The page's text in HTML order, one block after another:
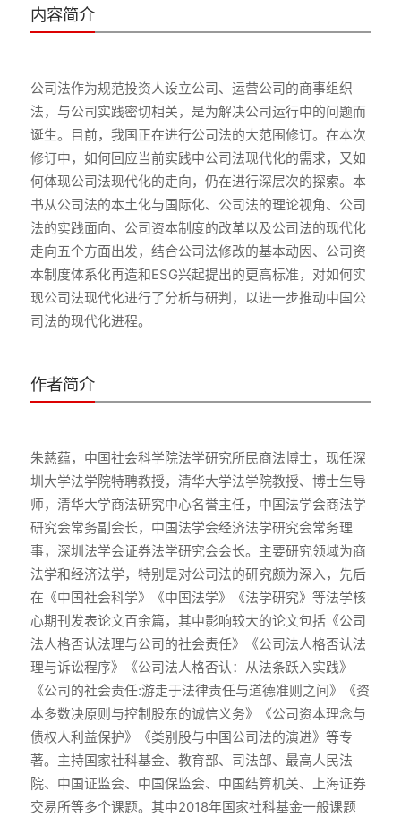
内容简介
公司法作为规范投资人设立公司、运营公司的商事组织
法，与公司实践密切相关，是为解决公司运行中的问题而
诞生。目前，我国正在进行公司法的大范围修订。在本次
修订中，如何回应当前实践中公司法现代化的需求，又如
何体现公司法现代化的走向，仍在进行深层次的探索。本
书从公司法的本土化与国际化、公司法的理论视角、公司
法的实践面向、公司资本制度的改革以及公司法的现代化
走向五个方面出发，结合公司法修改的基本动因、公司资
本制度体系化再造和ESG兴起提出的更高标准，对如何实
现公司法现代化进行了分析与研判，以进一步推动中国公
作者简介
朱慈蕴，中国社会科学院法学研究所民商法博士，现任深
圳大学法学院特聘教授，清华大学法学院教授、博士生导
师，清华大学商法研究中心名誉主任，中国法学会商法学
研究会常务副会长，中国法学会经济法学研究会常务理
事，深圳法学会证券法学研究会会长。主要研究领域为商
法学和经济法学，特别是对公司法的研究颇为深入，先后
在《中国社会科学》《中国法学》《法学研究》等法学核
心期刊发表论文百余篇，其中影响较大的论文包括《公司
法人格否认法理与公司的社会责任》《公司法人格否认法
理与诉讼程序》《公司法人格否认：从法条跃入实践》
《公司的社会责任:游走于法律责任与道德准则之间》《资
本多数决原则与控制股东的诚信义务》《公司资本理念与
债权人利益保护》《类别股与中国公司法的演进》等专
著。主持国家社科基金、教育部、司法部、最高人民法
院、中国证监会、中国保监会、中国结算机关、上海证券
交易所等多个课题。其中2018年国家社科基金一般课题